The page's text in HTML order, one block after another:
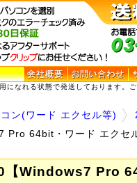
なれる状態で発送しております。
ン(ワード エクセル等)
Pro 64bit・ワード エクセ
Windows7 Pro